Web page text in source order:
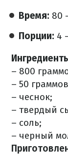
Время: 80
Порции: 4
– 800
– 50
– чеснок;
– твердый
– соль;
– черный